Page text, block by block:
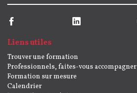
Liens utiles
Trouver une formation
Professionnels, faites-vous accompagner
Formation sur mesure
Calendrier